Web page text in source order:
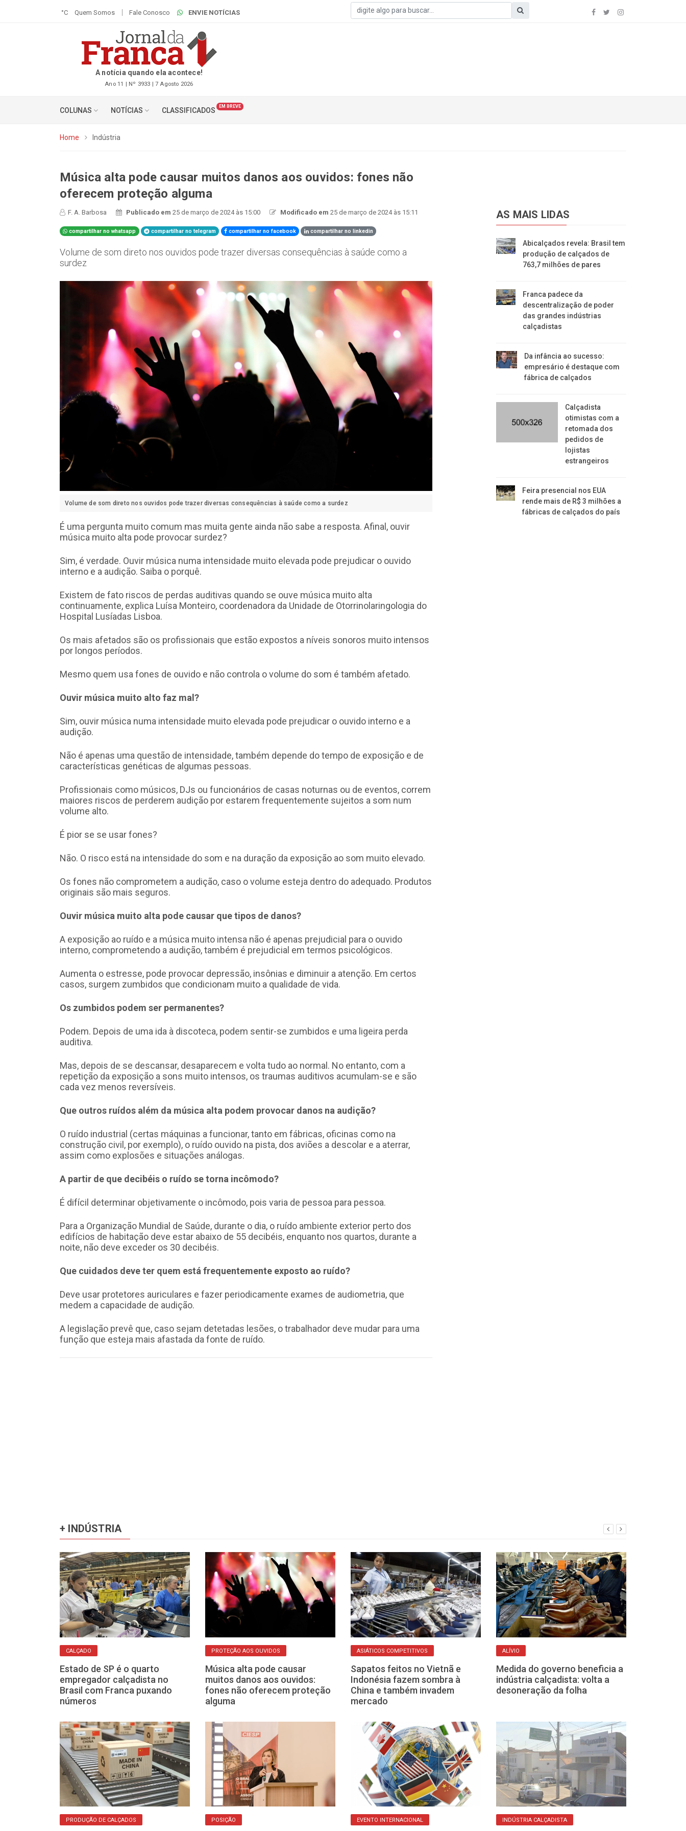
°C Quem Somos Fale Conosco ENVIE NOTÍCIAS
A notícia quando ela acontece!
Ano 11 | Nº 3933 | 7 Agosto 2026
COLUNAS NOTÍCIAS CLASSIFICADOS EM BREVE
Home Indústria
Música alta pode causar muitos danos aos ouvidos: fones não
oferecem proteção alguma
F. A. Barbosa Publicado em25 de março de 2024 às 15:00 Modificado em 25 de março de 2024 às 15:11
compartilhar no whatsapp compartilhar no telegram compartilhar no facebook compartilhar no linkedin
Volume de som direto nos ouvidos pode trazer diversas consequências à saúde como a
surdez
Volume de som direto nos ouvidos pode trazer diversas consequências à saúde como a surdez
É uma pergunta muito comum mas muita gente ainda não sabe a resposta. Afinal, ouvir
música muito alta pode provocar surdez?
Sim, é verdade. Ouvir música numa intensidade muito elevada pode prejudicar o ouvido
interno e a audição. Saiba o porquê.
Existem de fato riscos de perdas auditivas quando se ouve música muito alta
continuamente, explica Luísa Monteiro, coordenadora da Unidade de Otorrinolaringologia do
Hospital Lusíadas Lisboa.
Os mais afetados são os profissionais que estão expostos a níveis sonoros muito intensos
por longos períodos.
Mesmo quem usa fones de ouvido e não controla o volume do som é também afetado.
Ouvir música muito alto faz mal?
Sim, ouvir música numa intensidade muito elevada pode prejudicar o ouvido interno e a
audição.
Não é apenas uma questão de intensidade, também depende do tempo de exposição e de
características genéticas de algumas pessoas.
Profissionais como músicos, DJs ou funcionários de casas noturnas ou de eventos, correm
maiores riscos de perderem audição por estarem frequentemente sujeitos a som num
volume alto.
É pior se se usar fones?
Não. O risco está na intensidade do som e na duração da exposição ao som muito elevado.
Os fones não comprometem a audição, caso o volume esteja dentro do adequado. Produtos
originais são mais seguros.
Ouvir música muito alta pode causar que tipos de danos?
A exposição ao ruído e a música muito intensa não é apenas prejudicial para o ouvido
interno, comprometendo a audição, também é prejudicial em termos psicológicos.
Aumenta o estresse, pode provocar depressão, insônias e diminuir a atenção. Em certos
casos, surgem zumbidos que condicionam muito a qualidade de vida.
Os zumbidos podem ser permanentes?
Podem. Depois de uma ida à discoteca, podem sentir-se zumbidos e uma ligeira perda
auditiva.
Mas, depois de se descansar, desaparecem e volta tudo ao normal. No entanto, com a
repetição da exposição a sons muito intensos, os traumas auditivos acumulam-se e são
cada vez menos reversíveis.
Que outros ruídos além da música alta podem provocar danos na audição?
O ruído industrial (certas máquinas a funcionar, tanto em fábricas, oficinas como na
construção civil, por exemplo), o ruído ouvido na pista, dos aviões a descolar e a aterrar,
assim como explosões e situações análogas.
A partir de que decibéis o ruído se torna incômodo?
É difícil determinar objetivamente o incômodo, pois varia de pessoa para pessoa.
Para a Organização Mundial de Saúde, durante o dia, o ruído ambiente exterior perto dos
edifícios de habitação deve estar abaixo de 55 decibéis, enquanto nos quartos, durante a
noite, não deve exceder os 30 decibéis.
Que cuidados deve ter quem está frequentemente exposto ao ruído?
Deve usar protetores auriculares e fazer periodicamente exames de audiometria, que
medem a capacidade de audição.
A legislação prevê que, caso sejam detetadas lesões, o trabalhador deve mudar para uma
função que esteja mais afastada da fonte de ruído.
AS MAIS LIDAS
Abicalçados revela: Brasil tem
produção de calçados de
763,7 milhões de pares
Franca padece da
descentralização de poder
das grandes indústrias
calçadistas
Da infância ao sucesso:
empresário é destaque com
fábrica de calçados
Calçadista
otimistas com a
retomada dos
pedidos de
lojistas
estrangeiros
Feira presencial nos EUA
rende mais de R$ 3 milhões a
fábricas de calçados do país
+ INDÚSTRIA
CALÇADO
Estado de SP é o quarto
empregador calçadista no
Brasil com Franca puxando
números
PROTEÇÃO AOS OUVIDOS
Música alta pode causar
muitos danos aos ouvidos:
fones não oferecem proteção
alguma
ASIÁTICOS COMPETITIVOS
Sapatos feitos no Vietnã e
Indonésia fazem sombra à
China e também invadem
mercado
ALÍVIO
Medida do governo beneficia a
indústria calçadista: volta a
desoneração da folha
PRODUÇÃO DE CALÇADOS POSIÇÃO EVENTO INTERNACIONAL INDÚSTRIA CALÇADISTA